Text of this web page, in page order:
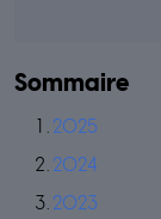
Sommaire
2025
2024
2023